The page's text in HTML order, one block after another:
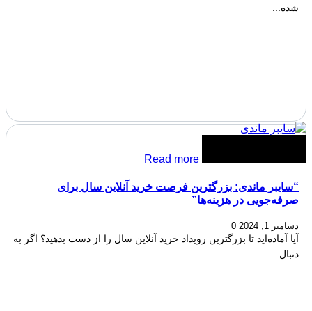
شده...
Read more
“سایبر ماندی: بزرگترین فرصت خرید آنلاین سال برای
صرفه‌جویی در هزینه‌ها”
دسامبر 1, 2024 0
آیا آماده‌اید تا بزرگترین رویداد خرید آنلاین سال را از دست بدهید؟ اگر به
دنبال...